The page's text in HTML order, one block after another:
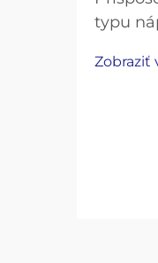
typu
pivo.
Zobraziť